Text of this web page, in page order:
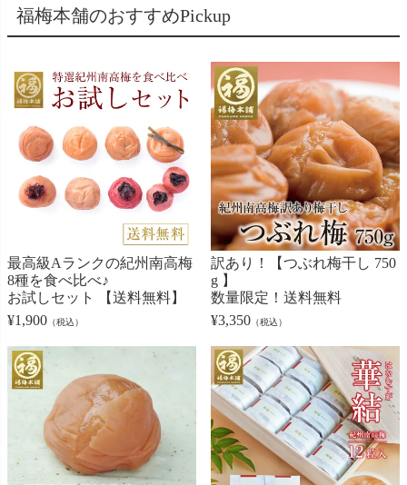
福梅本舗のおすすめPickup
最高級Aランクの紀州南高梅
8種を食べ比べ♪
お試しセット 【送料無料】
¥1,900 （税込）
訳あり！【つぶれ梅干し 750
g 】
数量限定！送料無料
¥3,350 （税込）